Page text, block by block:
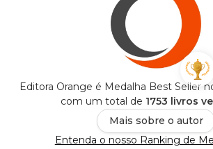
Editora Orange é Medalha Best Seller
com um total de 1753 livros
Mais sobre o autor
Entenda o nosso Ranking de